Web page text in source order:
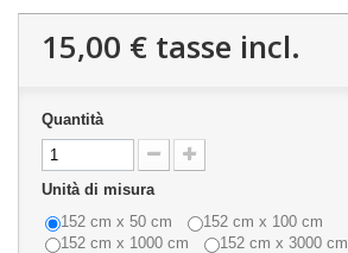
15,00 € tasse incl.
Quantità
Unità di misura
152 cm x 50 cm
152 cm x 100 cm
152 cm x 1000 cm
152 cm x 3000 cm